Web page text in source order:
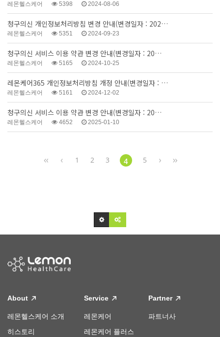
레몬헬스케어 5398 2024-08-06
청구의신 개인정보처리방침 변경 안내(변경일자 : 202…
레몬헬스케어 5351 2024-09-23
청구의신 서비스 이용 약관 변경 안내(변경일자 : 20…
레몬헬스케어 5165 2024-10-25
레몬케어365 개인정보처리방침 개정 안내(변경일자 : …
레몬헬스케어 5161 2024-12-02
청구의신 서비스 이용 약관 변경 안내(변경일자 : 20…
레몬헬스케어 4652 2025-01-10
1 2 3 4 5
About
레몬헬스케어 소개
히스토리
Service
레몬케어
레몬케어 플러스
Partner
파트너사